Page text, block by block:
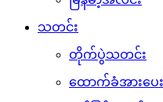
သတင်း
တိုက်ပွဲသတင်း
ထောက်ခံအားပေ